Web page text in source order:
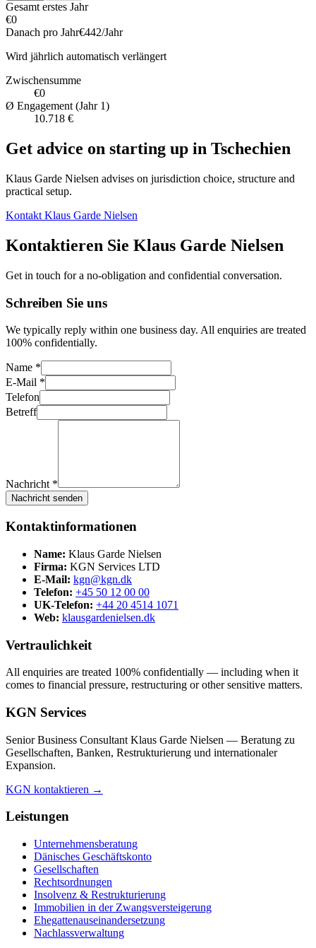
Gesamt erstes Jahr
€0
Danach pro Jahr€442/Jahr
Wird jährlich automatisch verlängert
Zwischensumme
€0
Ø Engagement (Jahr 1)
10.718 €
Get advice on starting up in Tschechien
Klaus Garde Nielsen advises on jurisdiction choice, structure and
practical setup.
Kontakt Klaus Garde Nielsen
Kontaktieren Sie Klaus Garde Nielsen
Get in touch for a no-obligation and confidential conversation.
Schreiben Sie uns
We typically reply within one business day. All enquiries are treated
100% confidentially.
Name *
E-Mail *
Telefon
Betreff
Nachricht *
Nachricht senden
Kontaktinformationen
Name: Klaus Garde Nielsen
Firma: KGN Services LTD
E-Mail: kgn@kgn.dk
Telefon: +45 50 12 00 00
UK-Telefon: +44 20 4514 1071
Web: klausgardenielsen.dk
Vertraulichkeit
All enquiries are treated 100% confidentially — including when it
comes to financial pressure, restructuring or other sensitive matters.
KGN Services
Senior Business Consultant Klaus Garde Nielsen — Beratung zu
Gesellschaften, Banken, Restrukturierung und internationaler
Expansion.
KGN kontaktieren →
Leistungen
Unternehmensberatung
Dänisches Geschäftskonto
Gesellschaften
Rechtsordnungen
Insolvenz & Restrukturierung
Immobilien in der Zwangsversteigerung
Ehegattenauseinandersetzung
Nachlassverwaltung